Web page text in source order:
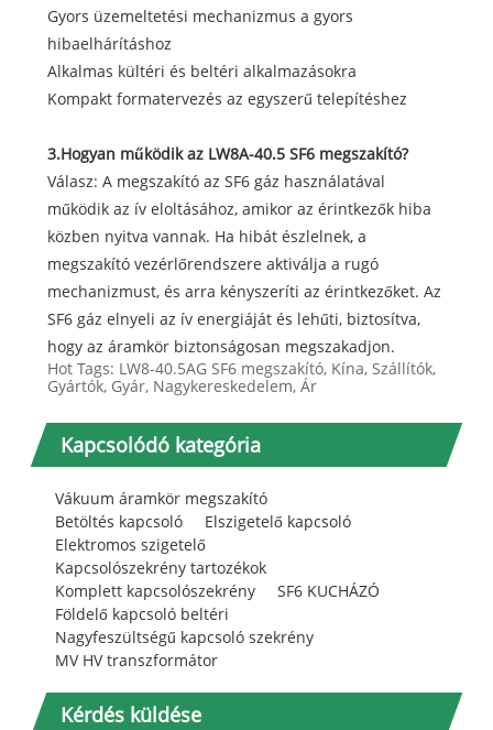
Gyors üzemeltetési mechanizmus a gyors
hibaelhárításhoz
Alkalmas kültéri és beltéri alkalmazásokra
Kompakt formatervezés az egyszerű telepítéshez
3.Hogyan működik az LW8A-40.5 SF6 megszakító?
Válasz: A megszakító az SF6 gáz használatával
működik az ív eloltásához, amikor az érintkezők hiba
közben nyitva vannak. Ha hibát észlelnek, a
megszakító vezérlőrendszere aktiválja a rugó
mechanizmust, és arra kényszeríti az érintkezőket. Az
SF6 gáz elnyeli az ív energiáját és lehűti, biztosítva,
hogy az áramkör biztonságosan megszakadjon.
Hot Tags: LW8-40.5AG SF6 megszakító, Kína, Szállítók,
Gyártók, Gyár, Nagykereskedelem, Ár
Kapcsolódó kategória
Vákuum áramkör megszakító
Betöltés kapcsoló
Elszigetelő kapcsoló
Elektromos szigetelő
Kapcsolószekrény tartozékok
Komplett kapcsolószekrény
SF6 KUCHÁZÓ
Földelő kapcsoló beltéri
Nagyfeszültségű kapcsoló szekrény
MV HV transzformátor
Kérdés küldése